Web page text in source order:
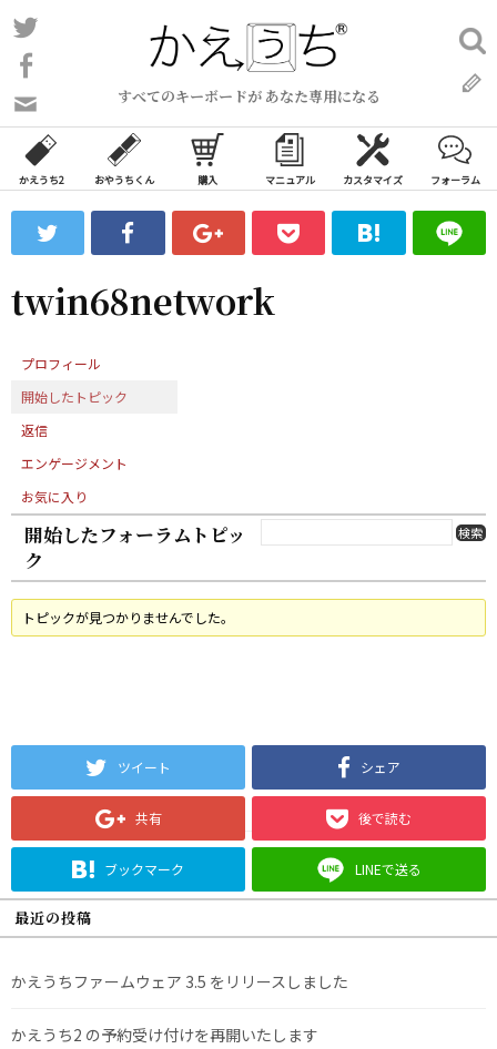
コ
ン
ン
ツ
ス
ッ
すべてのキーボードが あなた専用になる
い
合
わ
フ
ォ
ム
検
索:
かえうち2 おやうちくん 購入 マニュアル カスタマイズ フォーラム
twin68network
プロフィール
開始したトピック
返信
エンゲージメント
お気に入り
開始したフォーラムトピッ
ク
トピックが見つかりませんでした。
ツイート シェア
共有 後で読む
ブックマーク LINEで送る
最近の投稿
かえうちファームウェア 3.5 をリリースしました
かえうち2 の予約受け付けを再開いたします